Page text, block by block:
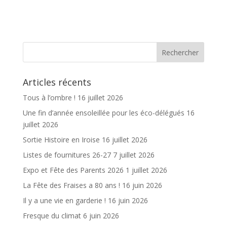
b
k
er l g
Articles récents
Tous à l’ombre ! 16 juillet 2026
Une fin d’année ensoleillée pour les éco-délégués 16
juillet 2026
Sortie Histoire en Iroise 16 juillet 2026
Listes de fournitures 26-27 7 juillet 2026
Expo et Fête des Parents 2026 1 juillet 2026
La Fête des Fraises a 80 ans ! 16 juin 2026
Il y a une vie en garderie ! 16 juin 2026
Fresque du climat 6 juin 2026